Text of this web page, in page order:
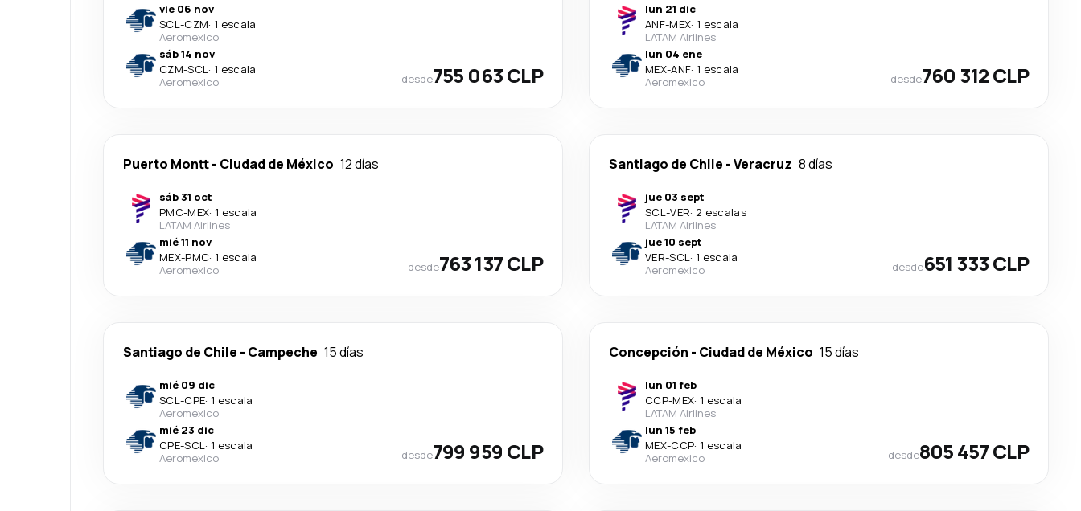
vie 06 nov
SCL-CZM· 1 escala
Aeromexico
sáb 14 nov
CZM-SCL· 1 escala
Aeromexico
desde755 063 CLP
lun 21 dic
ANF-MEX· 1 escala
LATAM Airlines
lun 04 ene
MEX-ANF· 1 escala
Aeromexico
desde760 312 CLP
Puerto Montt- Ciudad de México 12 días
sáb 31 oct
PMC-MEX· 1 escala
LATAM Airlines
mié 11 nov
MEX-PMC· 1 escala
Aeromexico
desde763 137 CLP
Santiago de Chile -Veracruz 8 días
jue 03 sept
SCL-VER· 2 escalas
LATAM Airlines
jue 10 sept
VER-SCL· 1 escala
Aeromexico
desde651 333 CLP
Santiago de Chile - Campeche 15 días
mié 09 dic
SCL-CPE· 1 escala
Aeromexico
mié 23 dic
CPE-SCL· 1 escala
Aeromexico
desde799 959 CLP
Concepción - Ciudad de México 15 días
lun 01 feb
CCP-MEX· 1 escala
LATAM Airlines
lun 15 feb
MEX-CCP· 1 escala
Aeromexico
desde805 457 CLP